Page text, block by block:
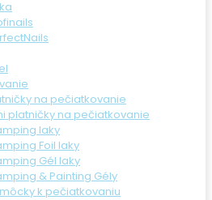
na pečiatkovanie
platničky na pečiatkovanie
laky
Foil laky
Gél laky
& Painting Gély
k pečiatkovaniu